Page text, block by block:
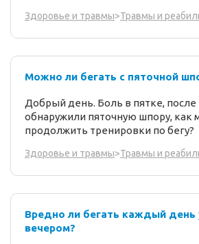
Здоровье и травмы>Травмы и
Можно ли бегать с пяточной
Добрый день. Боль в пятке, после
обнаружили пяточную шпору, как
продолжить тренировки по бегу?
Здоровье и травмы>Травмы и
Вредно ли бегать каждый день
вечером?